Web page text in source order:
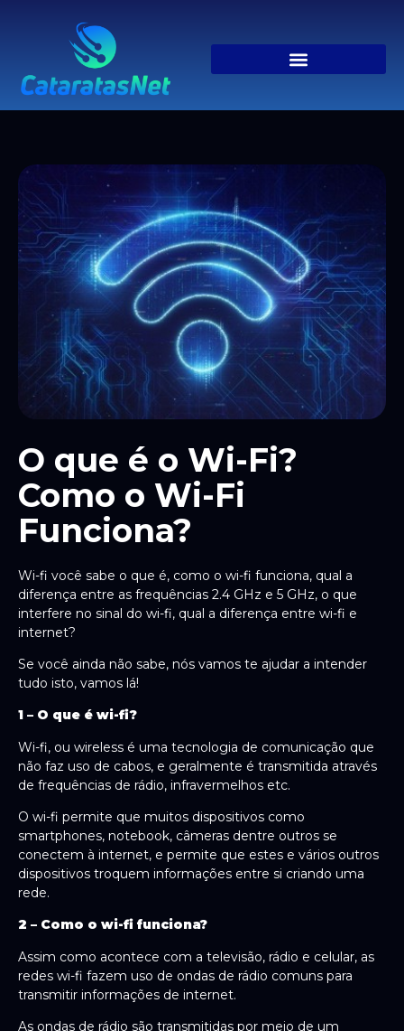
O que é o Wi-Fi?
Como o Wi-Fi
Funciona?
Wi-fi você sabe o que é, como o wi-fi funciona, qual a
diferença entre as frequências 2.4 GHz e 5 GHz, o que
interfere no sinal do wi-fi, qual a diferença entre wi-fi e
internet?
Se você ainda não sabe, nós vamos te ajudar a intender
tudo isto, vamos lá!
1 – O que é wi-fi?
Wi-fi, ou wireless é uma tecnologia de comunicação que
não faz uso de cabos, e geralmente é transmitida através
de frequências de rádio, infravermelhos etc.
O wi-fi permite que muitos dispositivos como
smartphones, notebook, câmeras dentre outros se
conectem à internet, e permite que estes e vários outros
dispositivos troquem informações entre si criando uma
rede.
2 – Como o wi-fi funciona?
Assim como acontece com a televisão, rádio e celular, as
redes wi-fi fazem uso de ondas de rádio comuns para
transmitir informações de internet.
As ondas de rádio são transmitidas por meio de um